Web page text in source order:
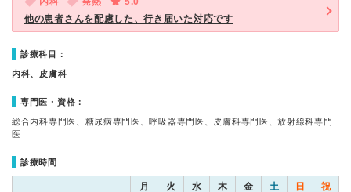
他の患者さんを配慮した、行き届いた対応です
診療科目：
内科、皮膚科
専門医・資格：
総合内科専門医、糖尿病専門医、呼吸器専門医、皮膚科専門医、放射線科専門
医
診療時間
月 火 水 木 金 土 日 祝